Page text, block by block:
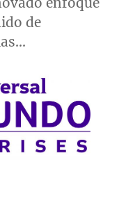
de